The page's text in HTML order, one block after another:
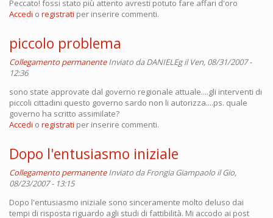
Peccato! fossi stato più attento avresti potuto fare affari d'oro
Accedi o registrati per inserire commenti.
piccolo problema
Collegamento permanente Inviato daDANIELEgil Ven, 08/31/2007 -
12:36
sono state approvate dal governo regionale attuale....gli interventi di
piccoli cittadini questo governo sardo non li autorizza....ps. quale
governo ha scritto assimilate?
Accedi o registrati per inserire commenti.
Dopo l'entusiasmo iniziale
Collegamento permanente Inviato daFrongia Giampaolo il Gio,
08/23/2007 - 13:15
Dopo l'entusiasmo iniziale sono sinceramente molto deluso dai
tempi di risposta riguardo agli studi di fattibilità. Mi accodo ai post